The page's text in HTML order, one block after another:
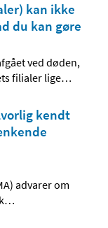
kan ikke
du kan gøre
ved døden,
filialer lige…
kendt
advarer om
…